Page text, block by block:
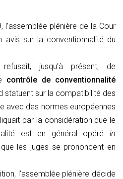
l’assemblée plénière de la Cour
avis sur la conventionnalité du
jusqu’à présent, de
contrôle de conventionnalité
statuent sur la compatibilité des
avec des normes européennes
par la considération que le
est en général opéré in
les juges se prononcent en
l’assemblée plénière décide